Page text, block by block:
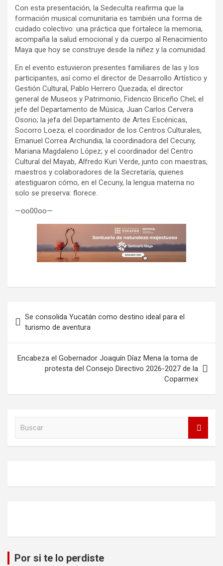
Con esta presentación, la Sedeculta reafirma que la
formación musical comunitaria es también una forma de
cuidado colectivo: una práctica que fortalece la memoria,
acompaña la salud emocional y da cuerpo al Renacimiento
Maya que hoy se construye desde la niñez y la comunidad.
En el evento estuvieron presentes familiares de las y los
participantes, así como el director de Desarrollo Artístico y
Gestión Cultural, Pablo Herrero Quezada; el director
general de Museos y Patrimonio, Fidencio Briceño Chel; el
jefe del Departamento de Música, Juan Carlos Cervera
Osorio; la jefa del Departamento de Artes Escénicas,
Socorro Loeza; el coordinador de los Centros Culturales,
Emanuel Correa Archundia; la coordinadora del Cecuny,
Mariana Magdaleno López; y el coordinador del Centro
Cultural del Mayab, Alfredo Kuri Verde, junto con maestras,
maestros y colaboradores de la Secretaría, quienes
atestiguaron cómo, en el Cecuny, la lengua materna no
solo se preserva: florece.
—oo00oo—
de
entradas
Se consolida Yucatán como destino ideal para el
turismo de aventura
Encabeza el Gobernador Joaquín Díaz Mena la toma de
protesta del Consejo Directivo 2026-2027 de la
Coparmex
Por si te lo perdiste